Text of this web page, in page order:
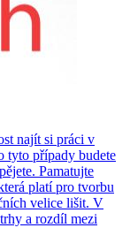
najít si práci v
tyto případy budete
Pamatujte
platí pro tvorbu
velice lišit. V
a rozdíl mezi